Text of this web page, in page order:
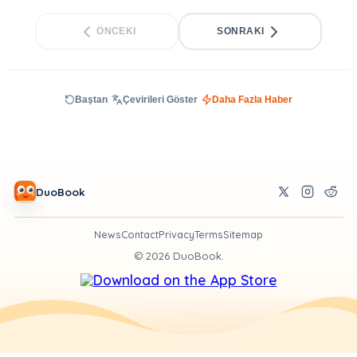
ÖNCEKI SONRAKI
Baştan Çevirileri Göster Daha Fazla Haber
DuoBook
NewsContactPrivacyTermsSitemap
© 2026DuoBook.